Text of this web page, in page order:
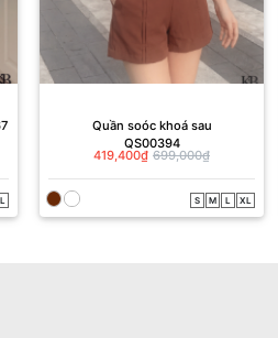
Quần soóc khoá sau
QS00394